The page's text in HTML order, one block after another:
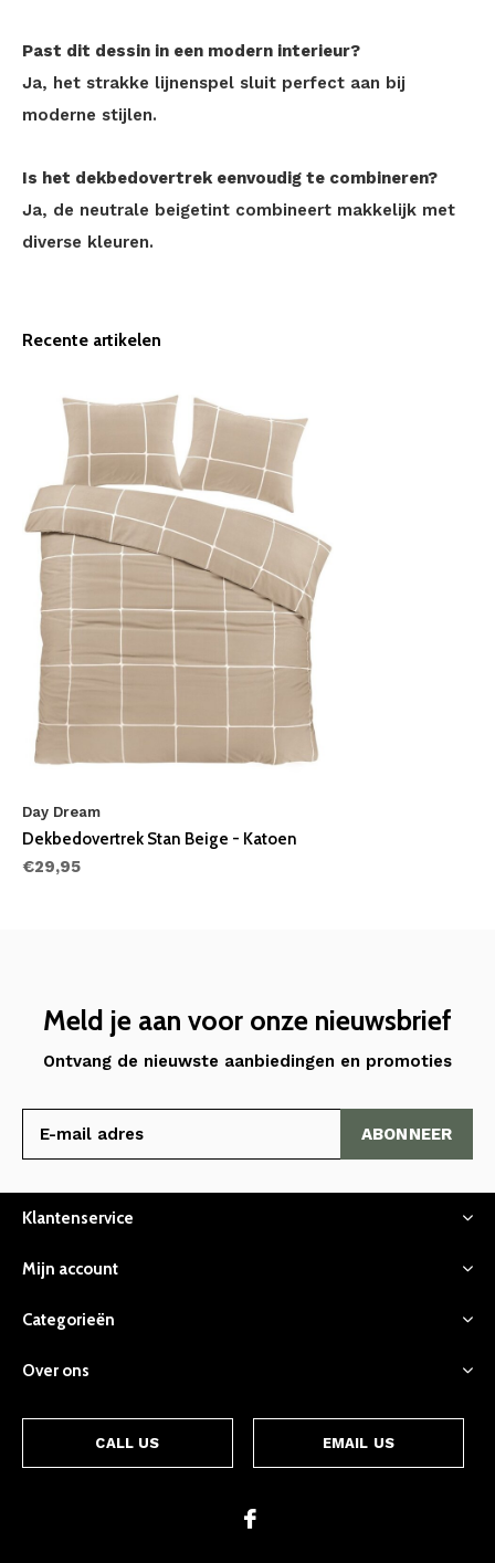
Past dit dessin in een modern interieur?
Ja, het strakke lijnenspel sluit perfect aan bij
moderne stijlen.
Is het dekbedovertrek eenvoudig te combineren?
Ja, de neutrale beigetint combineert makkelijk met
diverse kleuren.
Recente artikelen
Day Dream
Dekbedovertrek Stan Beige - Katoen
€29,95
Meld je aan voor onze nieuwsbrief
Ontvang de nieuwste aanbiedingen en promoties
ABONNEER
Klantenservice
Mijn account
Categorieën
Over ons
CALL US EMAIL US